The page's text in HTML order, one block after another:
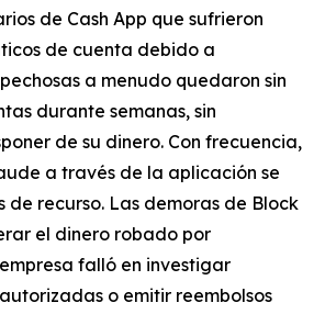
de Cash App que sufrieron
de cuenta debido a
a menudo quedaron sin
durante semanas, sin
de su dinero. Con frecuencia,
a través de la aplicación se
de recurso. Las demoras de Block
el dinero robado por
falló en investigar
o emitir reembolsos